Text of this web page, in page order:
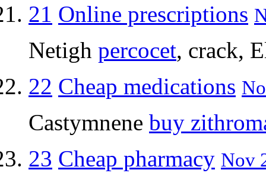
21 Online prescriptions
Netigh percocet, crack,
22 Cheap medications
Castymnene buy
23 Cheap pharmacy Nov